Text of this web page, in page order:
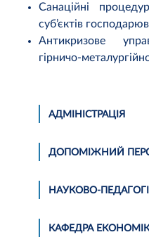
Санаційні
суб’єктів
Антикризове
гірничо-
АДМІНІСТРАЦІЯ
ДОПОМІЖНИЙ
НАУКОВО-
КАФЕДРА